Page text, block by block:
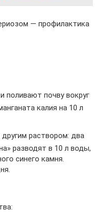
— профилактика
поливают почву вокруг
калия на 10 л
раствором: два
разводят в 10 л воды,
синего камня.